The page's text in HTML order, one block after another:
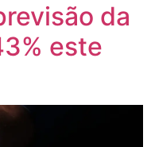
da
este